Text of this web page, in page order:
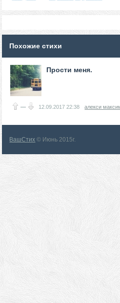
Похожие стихи
Прости меня.
— 12.09.201722:38 алекси
ВашСтих © Июнь 2015г.